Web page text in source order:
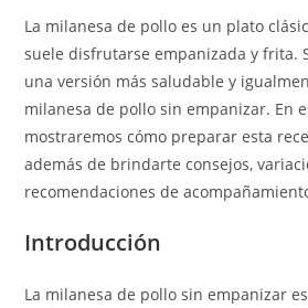
La milanesa de pollo es un plato
suele disfrutarse empanizada y frita.
una versión más saludable y
milanesa de pollo sin empanizar. En
mostraremos cómo preparar esta
además de brindarte consejos,
recomendaciones de
Introducción
La milanesa de pollo sin empanizar